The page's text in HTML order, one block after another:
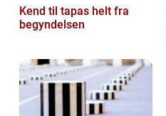
Kend til tapas helt fra
begyndelsen